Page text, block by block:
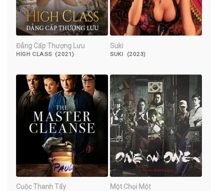
Đẳng Cấp Thượng Lưu
HIGH CLASS (2021)
Suki
SUKI (2023)
Cuộc Thanh Tẩy Một Chọi Một